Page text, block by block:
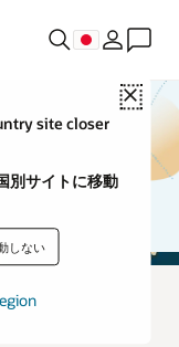
Close
site closer
別サイトに移動
しない